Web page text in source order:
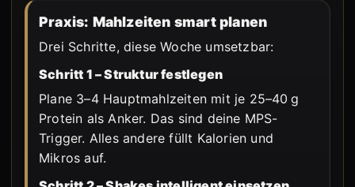
Praxis: Mahlzeiten smart planen
Drei Schritte, diese Woche umsetzbar:
Schritt 1 – Struktur festlegen
Plane 3–4 Hauptmahlzeiten mit je 25–40 g
Protein als Anker. Das sind deine MPS-
Trigger. Alles andere füllt Kalorien und
Mikros auf.